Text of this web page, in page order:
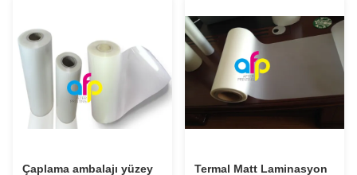
Çaplama ambalajı yüzey
Termal Matt Laminasyon